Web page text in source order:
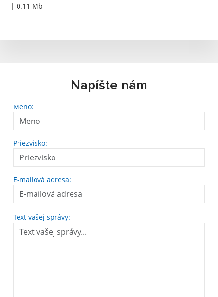
| 0.11 Mb
Napíšte nám
Meno:
Priezvisko:
E-mailová adresa:
Text vašej správy: